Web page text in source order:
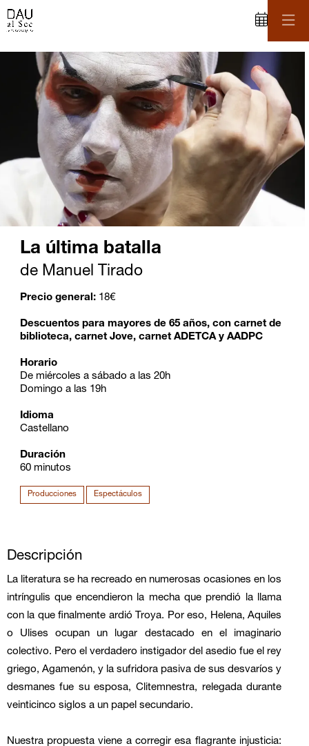
La última batalla
de Manuel Tirado
Precio general: 18€
Descuentos para mayores de 65 años, con carnet de
biblioteca, carnet Jove, carnet ADETCA y AADPC
Horario
De miércoles a sábado a las 20h
Domingo a las 19h
Idioma
Castellano
Duración
60 minutos
Producciones Espectáculos
Descripción
La literatura se ha recreado en numerosas ocasiones en los
intríngulis que encendieron la mecha que prendió la llama
con la que finalmente ardió Troya. Por eso, Helena, Aquiles
o Ulises ocupan un lugar destacado en el imaginario
colectivo. Pero el verdadero instigador del asedio fue el rey
griego, Agamenón, y la sufridora pasiva de sus desvaríos y
desmanes fue su esposa, Clitemnestra, relegada durante
veinticinco siglos a un papel secundario.
Nuestra propuesta viene a corregir esa flagrante injusticia: